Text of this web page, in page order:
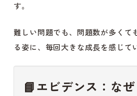
す。
難しい問題でも、問題数が多くて
る姿に、毎回大きな成長を感じて
📘エビデンス：な